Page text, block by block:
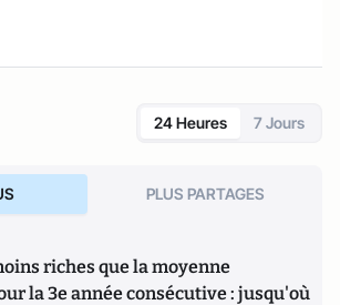
24 Heures 7 Jours
PLUS PARTAGES
riches que la moyenne
la 3e année consécutive : jusqu'où